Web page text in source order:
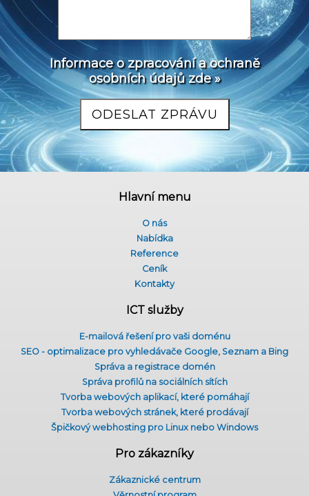
Informace o zpracování a ochraně
osobních údajů zde »
Hlavní menu
O nás
Nabídka
Reference
Ceník
Kontakty
ICT služby
E-mailová řešení pro vaši doménu
SEO - optimalizace pro vyhledávače Google, Seznam a Bing
Správa a registrace domén
Správa profilů na sociálních sítích
Tvorba webových aplikací, které pomáhají
Tvorba webových stránek, které prodávají
Špičkový webhosting pro Linux nebo Windows
Pro zákazníky
Zákaznické centrum